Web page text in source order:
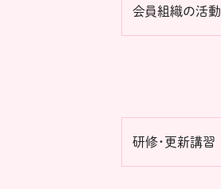
会員組織の活動
研修・更新講習